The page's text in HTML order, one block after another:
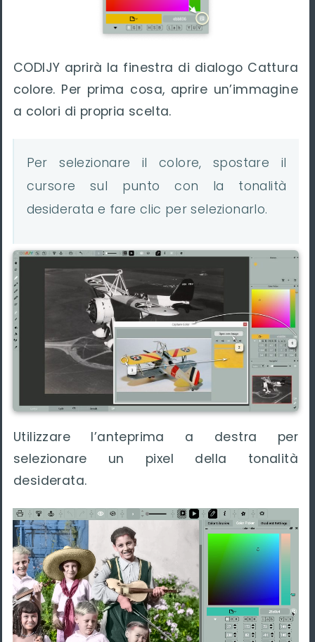
CODIJY aprirà la finestra di dialogo Cattura
colore. Per prima cosa, aprire un’immagine
a colori di propria scelta.
Per selezionare il colore, spostare il
cursore sul punto con la tonalità
desiderata e fare clic per selezionarlo.
Utilizzare l’anteprima a destra per
selezionare un pixel della tonalità
desiderata.